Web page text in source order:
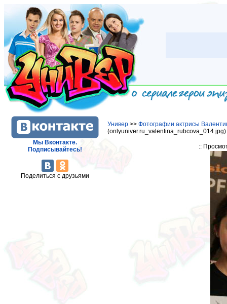
Мы Вконтакте.
Подписывайтесь!
Поделиться с друзьями
Универ >> Фотографии актрисы
::